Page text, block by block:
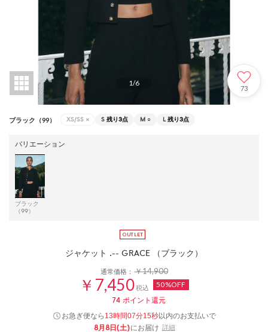
1/6
73
ブラック（99） XS/SS × S 残り3点 M ○ L 残り3点
バリエーション
ブラック
（99）
ジャケット .-- GRACE （ブラック）
通常価格：￥14,900
￥7,450税込 50%OFF
74ポイント還元
お急ぎ便なら 13時間07分15秒以内のお支払いで
8月8日(土)にお届け 詳細